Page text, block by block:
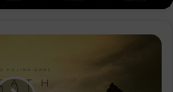
همه‌ی